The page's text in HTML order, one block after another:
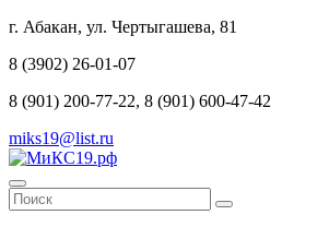
г. Абакан, ул. Чертыгашева, 81
8 (3902) 26-01-07
8 (901) 200-77-22, 8 (901) 600-47-42
miks19@list.ru